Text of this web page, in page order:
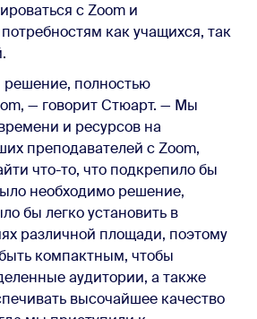
с Zoom и
как учащихся, так
полностью
— говорит Стюарт. — Мы
и ресурсов на
преподавателей с Zoom,
что-то, что подкрепило бы
необходимо решение,
бы легко установить в
различной площади, поэтому
компактным, чтобы
аудитории, а также
высочайшее качество